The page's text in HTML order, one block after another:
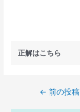
正解はこちら
← 前の投稿